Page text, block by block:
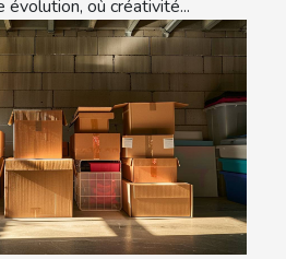
où créativité...